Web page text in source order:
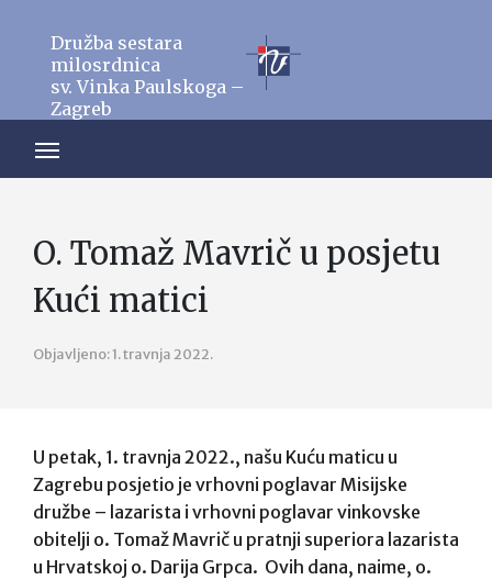
Družba sestara
milosrdnica
sv. Vinka Paulskoga –
Zagreb
O. Tomaž Mavrič u posjetu
Kući matici
Objavljeno: 1. travnja 2022.
U petak, 1. travnja 2022., našu Kuću maticu u
Zagrebu posjetio je vrhovni poglavar Misijske
družbe – lazarista i vrhovni poglavar vinkovske
obitelji o. Tomaž Mavrič u pratnji superiora lazarista
u Hrvatskoj o. Darija Grpca. Ovih dana, naime, o.